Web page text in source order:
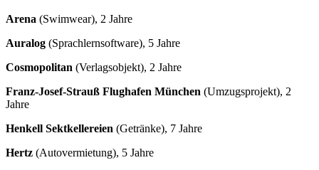
Arena (Swimwear), 2 Jahre
Auralog (Sprachlernsoftware), 5 Jahre
Cosmopolitan (Verlagsobjekt), 2 Jahre
Franz-Josef-Strauß Flughafen München (Umzugsprojekt), 2
Jahre
Henkell Sektkellereien (Getränke), 7 Jahre
Hertz (Autovermietung), 5 Jahre